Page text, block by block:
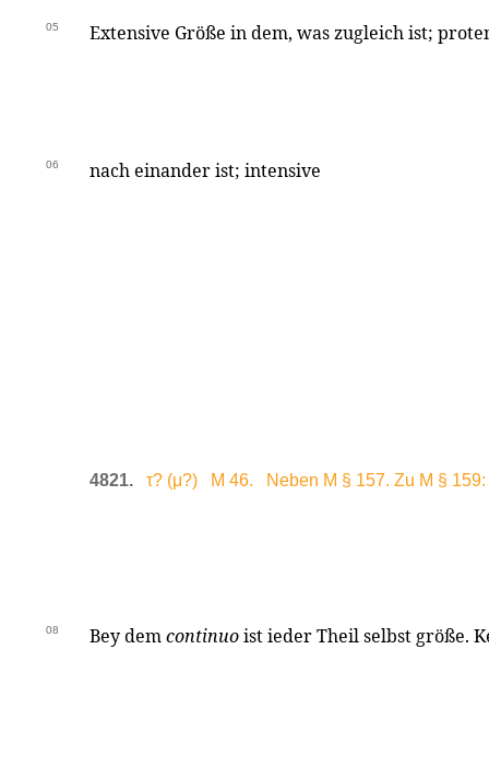
05 Extensive Größe in dem, was zugleich ist;
06 nach einander ist; intensive
4821. τ? (μ?) M 46. Neben M § 157. Zu M § 159:
08 Bey demcontinuoist ieder Theil selbst größe.